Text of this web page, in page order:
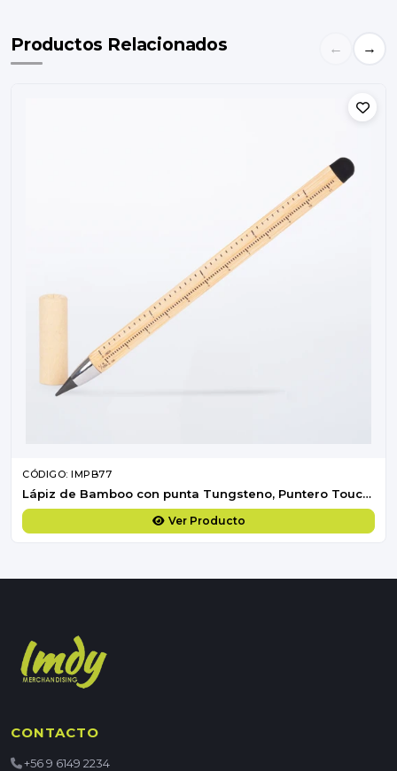
Productos Relacionados ← →
CÓDIGO: IMPB77
Lápiz de Bamboo con punta Tungsteno, Puntero Touch-Screen y regla de medir
Ver Producto
CONTACTO
+56 9 6149 2234